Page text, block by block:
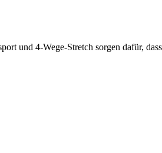
und 4-Wege-Stretch sorgen dafür,